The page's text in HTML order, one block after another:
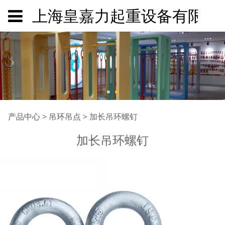
上海皇嘉力起重设备有限公
加长吊环螺钉
产品中心> 吊环吊点 > 加长吊环螺钉
加长吊环螺钉